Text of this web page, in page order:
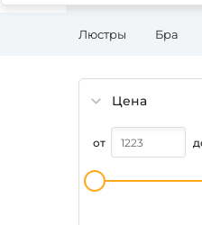
Люстры Бра
Цена
от